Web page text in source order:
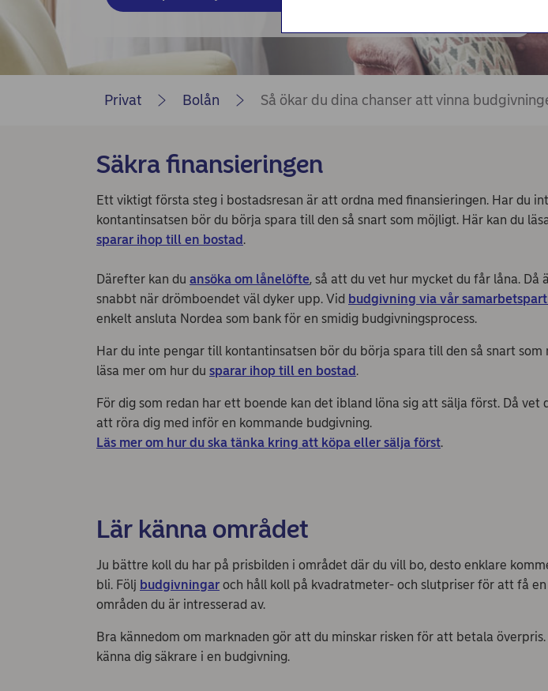
eBeställningar
AutoFX Hedging
Nordea Finans internettjänst
Självserviceportalen
Privat Bolån Så ökar du dina chanser att vinna
Säkra finansieringen
Ett viktigt första steg i bostadsresan är att ordna med finansieringen. Har du
kontantinsatsen bör du börja spara till den så snart som möjligt. Här kan du
sparar ihop till en bostad.
Därefter kan du ansöka om lånelöfte, så att du vet hur mycket du får låna. Då
snabbt när drömboendet väl dyker upp. Vid budgivning via vår
enkelt ansluta Nordea som bank för en smidig budgivningsprocess.
Har du inte pengar till kontantinsatsen bör du börja spara till den så snart som
läsa mer om hur du sparar ihop till en bostad.
För dig som redan har ett boende kan det ibland löna sig att sälja först. Då vet
att röra dig med inför en kommande budgivning.
Läs mer om hur du ska tänka kring att köpa eller sälja först.
Lär känna området
Ju bättre koll du har på prisbilden i området där du vill bo, desto enklare
bli. Följ budgivningar och håll koll på kvadratmeter- och slutpriser för att få
områden du är intresserad av.
Bra kännedom om marknaden gör att du minskar risken för att betala överpris.
känna dig säkrare i en budgivning.